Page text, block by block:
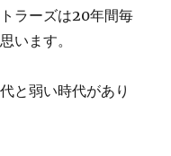
ラーズは20年間毎
います。
と弱い時代があり